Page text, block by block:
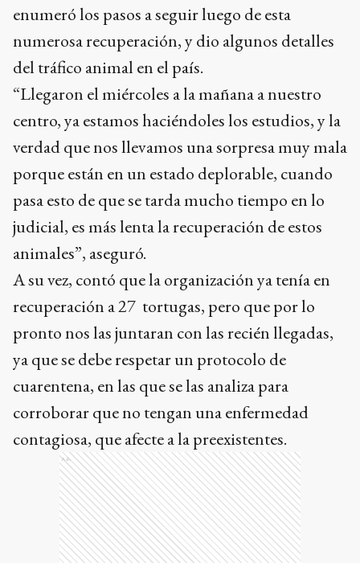
enumeró los pasos a seguir luego de esta
numerosa recuperación, y dio algunos detalles
del tráfico animal en el país.
“Llegaron el miércoles a la mañana a nuestro
centro, ya estamos haciéndoles los estudios, y la
verdad que nos llevamos una sorpresa muy mala
porque están en un estado deplorable, cuando
pasa esto de que se tarda mucho tiempo en lo
judicial, es más lenta la recuperación de estos
animales”, aseguró.
A su vez, contó que la organización ya tenía en
recuperación a 27 tortugas, pero que por lo
pronto nos las juntaran con las recién llegadas,
ya que se debe respetar un protocolo de
cuarentena, en las que se las analiza para
corroborar que no tengan una enfermedad
contagiosa, que afecte a la preexistentes.
Ads